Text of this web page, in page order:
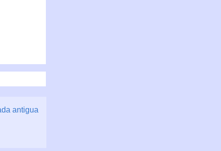
antigua